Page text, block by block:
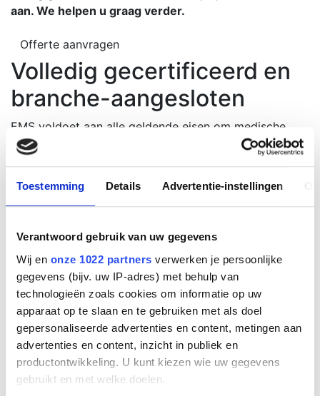
Toestemming Details Advertentie-instellingen
Verantwoord gebruik van uw gegevens
Wij en onze 1022 partners verwerken je persoonlijke
gegevens (bijv. uw IP-adres) met behulp van
technologieën zoals cookies om informatie op uw
apparaat op te slaan en te gebruiken met als doel
gepersonaliseerde advertenties en content, metingen aan
advertenties en content, inzicht in publiek en
productontwikkeling. U kunt kiezen wie uw gegevens
gebruikt en met welke doelen.
aan. We helpen u graag verder.
Offerte aanvragen
Volledig gecertificeerd en
branche-aangesloten
EMS voldoet aan alle geldende eisen om medische
hulpverlening en brandtechnische ondersteuning te
leveren op evenementen. Wij beschikken over zowel
beroepsaansprakelijkheidsverzekering als een
wij aangesloten bij toonaangevende
brancheverenigingen zoals
KMHE
(Kwaliteitsbevordering van Medische Hulpverlening bij
Evenementen), VVEM(Vereniging van
Evenementenmakers),Front of Houseen voldoen wij
aan deVeldnorm Evenementenzorg.
Als extra waarborg voor kwaliteit en betrouwbaarheid
is EMS volledigISO 9001-gecertificeerd. Zo bent u
verzekerd van een professionele en goed